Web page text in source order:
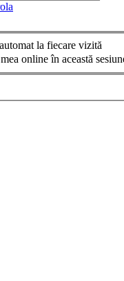
la fiecare vizită
online în această